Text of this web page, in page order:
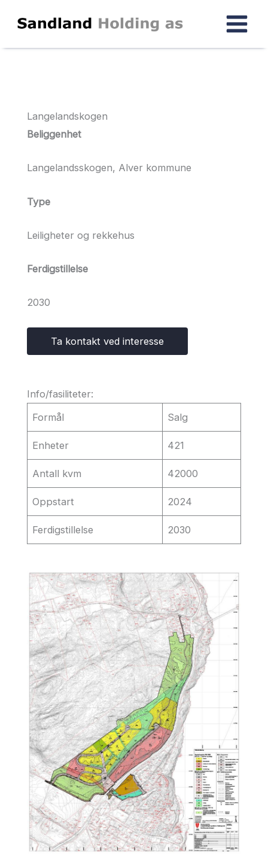
Langelandskogen
Beliggenhet
Langelandsskogen, Alver kommune
Type
Leiligheter og rekkehus
Ferdigstillelse
2030
Ta kontakt ved interesse
Info/fasiliteter:
Formål
Salg
Enheter 421
Antall kvm 42000
Oppstart 2024
Ferdigstillelse 2030